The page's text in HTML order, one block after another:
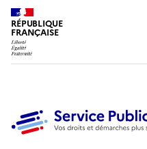
RÉPUBLIQUE
FRANÇAISE